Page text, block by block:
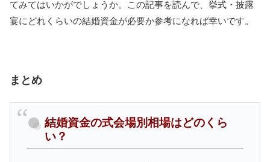
てみてはいかがでしょうか。この記事を読んで、挙式・披露
宴にどれくらいの結婚資金が必要か参考になれば幸いです。
まとめ
結婚資金の式会場別相場はどのくら
い？